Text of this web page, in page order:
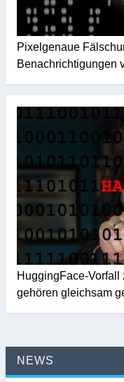
Pixelgenaue
Benachrichtigungen
HuggingFace-
gehören gleichsam
NEWS